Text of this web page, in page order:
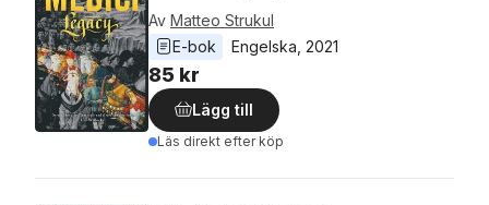
Av Matteo Strukul
E-bok
Engelska 2021
85 kr
Lägg till
Läs direkt efter köp